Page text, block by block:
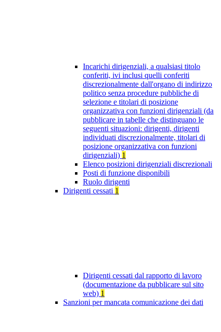
Incarichi dirigenziali, a qualsiasi titolo
conferiti, ivi inclusi quelli conferiti
discrezionalmente dall'organo di indirizzo
politico senza procedure pubbliche di
selezione e titolari di posizione
organizzativa con funzioni dirigenziali (da
pubblicare in tabelle che distinguano le
seguenti situazioni: dirigenti, dirigenti
individuati discrezionalmente, titolari di
posizione organizzativa con funzioni
dirigenziali) 1
Elenco posizioni dirigenziali discrezionali
Posti di funzione disponibili
Ruolo dirigenti
Dirigenti cessati 1
Dirigenti cessati dal rapporto di lavoro
(documentazione da pubblicare sul sito
web) 1
Sanzioni per mancata comunicazione dei dati